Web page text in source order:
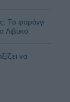
Το φαράγγι
Λιβυκό
να